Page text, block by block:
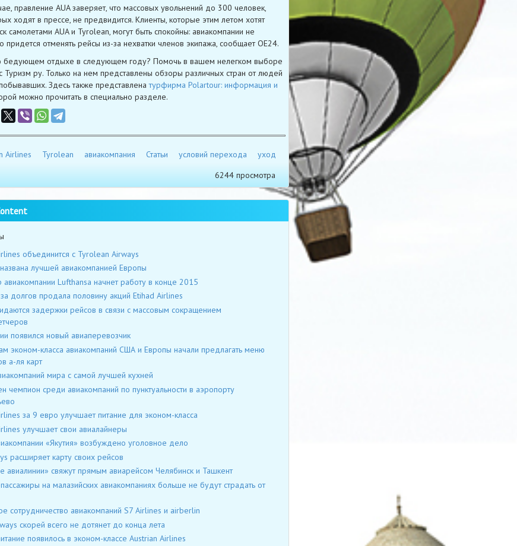
правление AUA заверяет, что массовых увольнений до 300 человек,
ходят в прессе, не предвидится. Клиенты, которые этим летом хотят
самолетами AUA и Tyrolean, могут быть спокойны: авиакомпании не
придется отменять рейсы из-за нехватки членов экипажа, сообщает OE24.
бедующем отдыхе в следующем году? Помочь в вашем нелегком выборе
Туризм ру. Только на нем представлены обзоры различных стран от людей
Здесь также представленатурфирма Polartour: информация и
можно прочитать в специально разделе.
Airlines Tyrolean авиакомпания Статьи условий перехода
уход
6244 просмотра
объединится с Tyrolean Airways
лучшей авиакомпанией Европы
авиакомпании Lufthansa начнет работу в конце 2015
долгов продала половину акций Etihad Airlines
задержки рейсов в связи с массовым сокращением
появился новый авиаперевозчик
эконом-класса авиакомпаний США и Европы начали предлагать меню
а-ля карт
мира с самой лучшей кухней
чемпион среди авиакомпаний по пунктуальности в аэропорту
за 9 евро улучшает питание для эконом-класса
улучшает свои авиалайнеры
«Якутия» возбуждено уголовное дело
расширяет карту своих рейсов
авиалинии» свяжут прямым авиарейсом Челябинск и Ташкент
на малазийских авиакомпаниях больше не будут страдать от
сотрудничество авиакомпаний S7 Airlines и airberlin
скорей всего не дотянет до конца лета
появилось в эконом-классе Austrian Airlines